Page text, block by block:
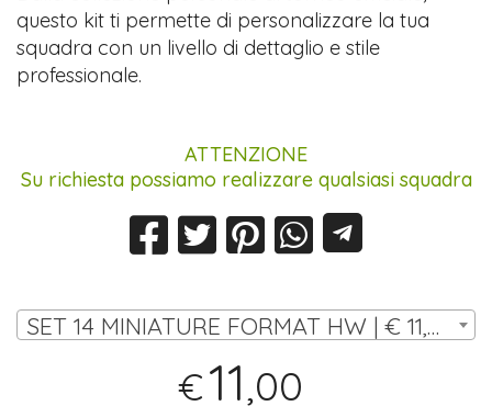
questo kit ti permette di personalizzare la tua
squadra con un livello di dettaglio e stile
professionale.
ATTENZIONE
Su richiesta possiamo realizzare qualsiasi squadra
SET 14 MINIATURE FORMAT HW | € 11,00
€11,00